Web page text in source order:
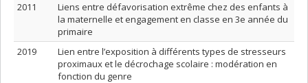
2011
Liens entre défavorisation extrême chez des enfants à
la maternelle et engagement en classe en 3e année du
primaire
2019
Lien entre l’exposition à différents types de stresseurs
proximaux et le décrochage scolaire : modération en
fonction du genre